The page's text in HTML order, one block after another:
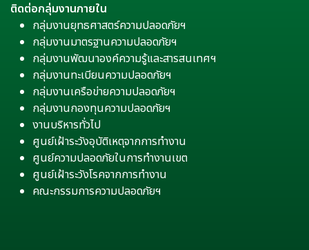
ติดต่อกลุ่มงานภายใน
กลุ่มงานยุทธศาสตร์ความปลอดภัยฯ
กลุ่มงานมาตรฐานความปลอดภัยฯ
กลุ่มงานพัฒนาองค์ความรู้และสารสนเทศฯ
กลุ่มงานทะเบียนความปลอดภัยฯ
กลุ่มงานเครือข่ายความปลอดภัยฯ
กลุ่มงานกองทุนความปลอดภัยฯ
งานบริหารทั่วไป
ศูนย์เฝ้าระวังอุบัติเหตุจากการทำงาน
ศูนย์ความปลอดภัยในการทำงานเขต
ศูนย์เฝ้าระวังโรคจากการทำงาน
คณะกรรมการความปลอดภัยฯ